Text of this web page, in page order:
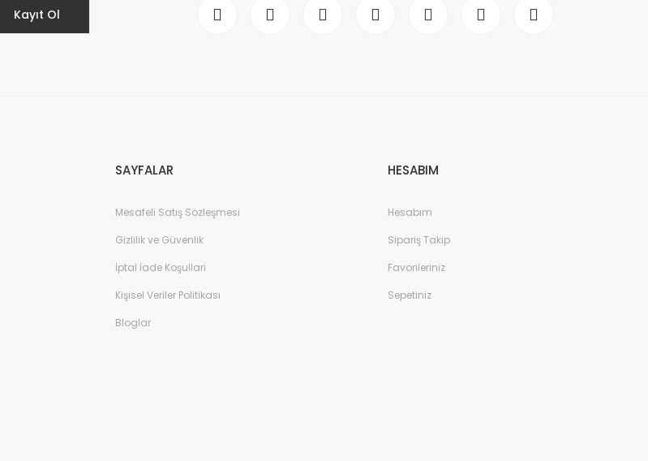
Kayıt Ol
SAYFALAR
Mesafeli Satış Sözleşmesi
Gizlilik ve Güvenlik
İptal İade Koşullari
Kişisel Veriler Politikası
Bloglar
HESABIM
Hesabım
Sipariş Takip
Favorileriniz
Sepetiniz